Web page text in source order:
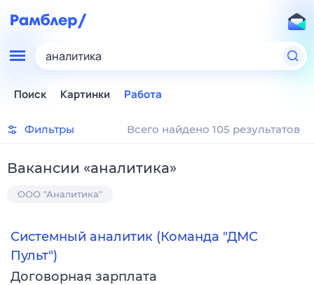
аналитика
Поиск Картинки Работа
Фильтры Всего найдено 105 результатов
Вакансии «аналитика»
ООО "Аналитика"
Системный аналитик (Команда "ДМС
Пульт")
Договорная зарплата